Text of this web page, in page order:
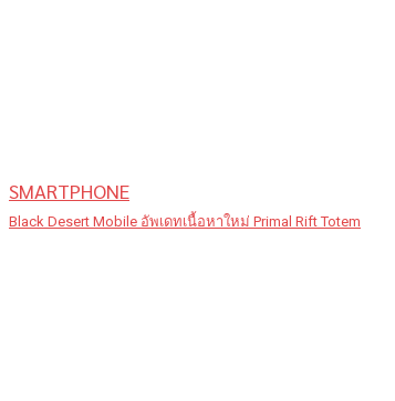
SMARTPHONE
Black Desert Mobile อัพเดทเนื้อหาใหม่ Primal Rift Totem